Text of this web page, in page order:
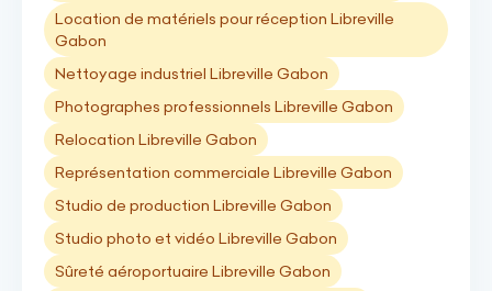
Location de matériels pour réception Libreville
Gabon
Nettoyage industriel Libreville Gabon
Photographes professionnels Libreville Gabon
Relocation Libreville Gabon
Représentation commerciale Libreville Gabon
Studio de production Libreville Gabon
Studio photo et vidéo Libreville Gabon
Sûreté aéroportuaire Libreville Gabon